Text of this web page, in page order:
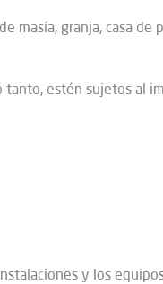
masía, granja, casa de
tanto, estén sujetos al
y los